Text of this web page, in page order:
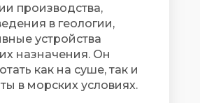
производства,
в геологии,
устройства
назначения. Он
как на суше, так и
в морских условиях.